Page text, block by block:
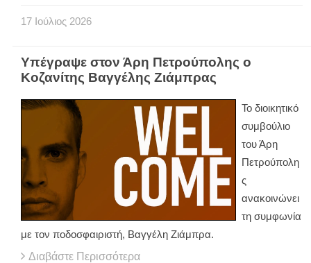
17 Ιούλιος 2026
Υπέγραψε στον Άρη Πετρούπολης ο
Κοζανίτης Βαγγέλης Ζιάμπρας
Το διοικητικό
συμβούλιο
του Άρη
Πετρούπολη
ς
ανακοινώνει
τη συμφωνία
με τον ποδοσφαιριστή, Βαγγέλη Ζιάμπρα.
Διαβάστε Περισσότερα